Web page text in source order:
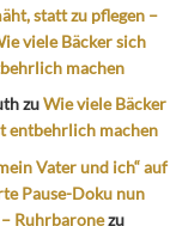
statt zu pflegen –
viele Bäcker sich
machen
zuWie viele Bäcker
entbehrlich machen
Vater und ich“ auf
Pause-Doku nun
Ruhrbaronezu